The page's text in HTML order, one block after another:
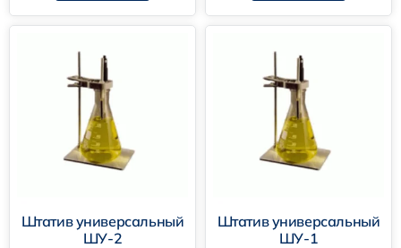
Штатив универсальный
ШУ-2
Штатив универсальный
ШУ-1